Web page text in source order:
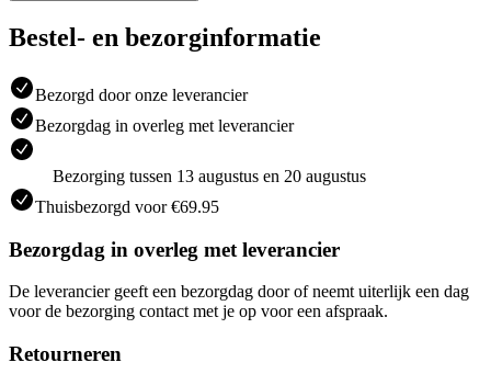
Bestel- en bezorginformatie
Bezorgd door onze leverancier
Bezorgdag in overleg met leverancier
Bezorging tussen 13 augustus en 20 augustus
Thuisbezorgd voor €69.95
Bezorgdag in overleg met leverancier
De leverancier geeft een bezorgdag door of neemt uiterlijk een dag
voor de bezorging contact met je op voor een afspraak.
Retourneren